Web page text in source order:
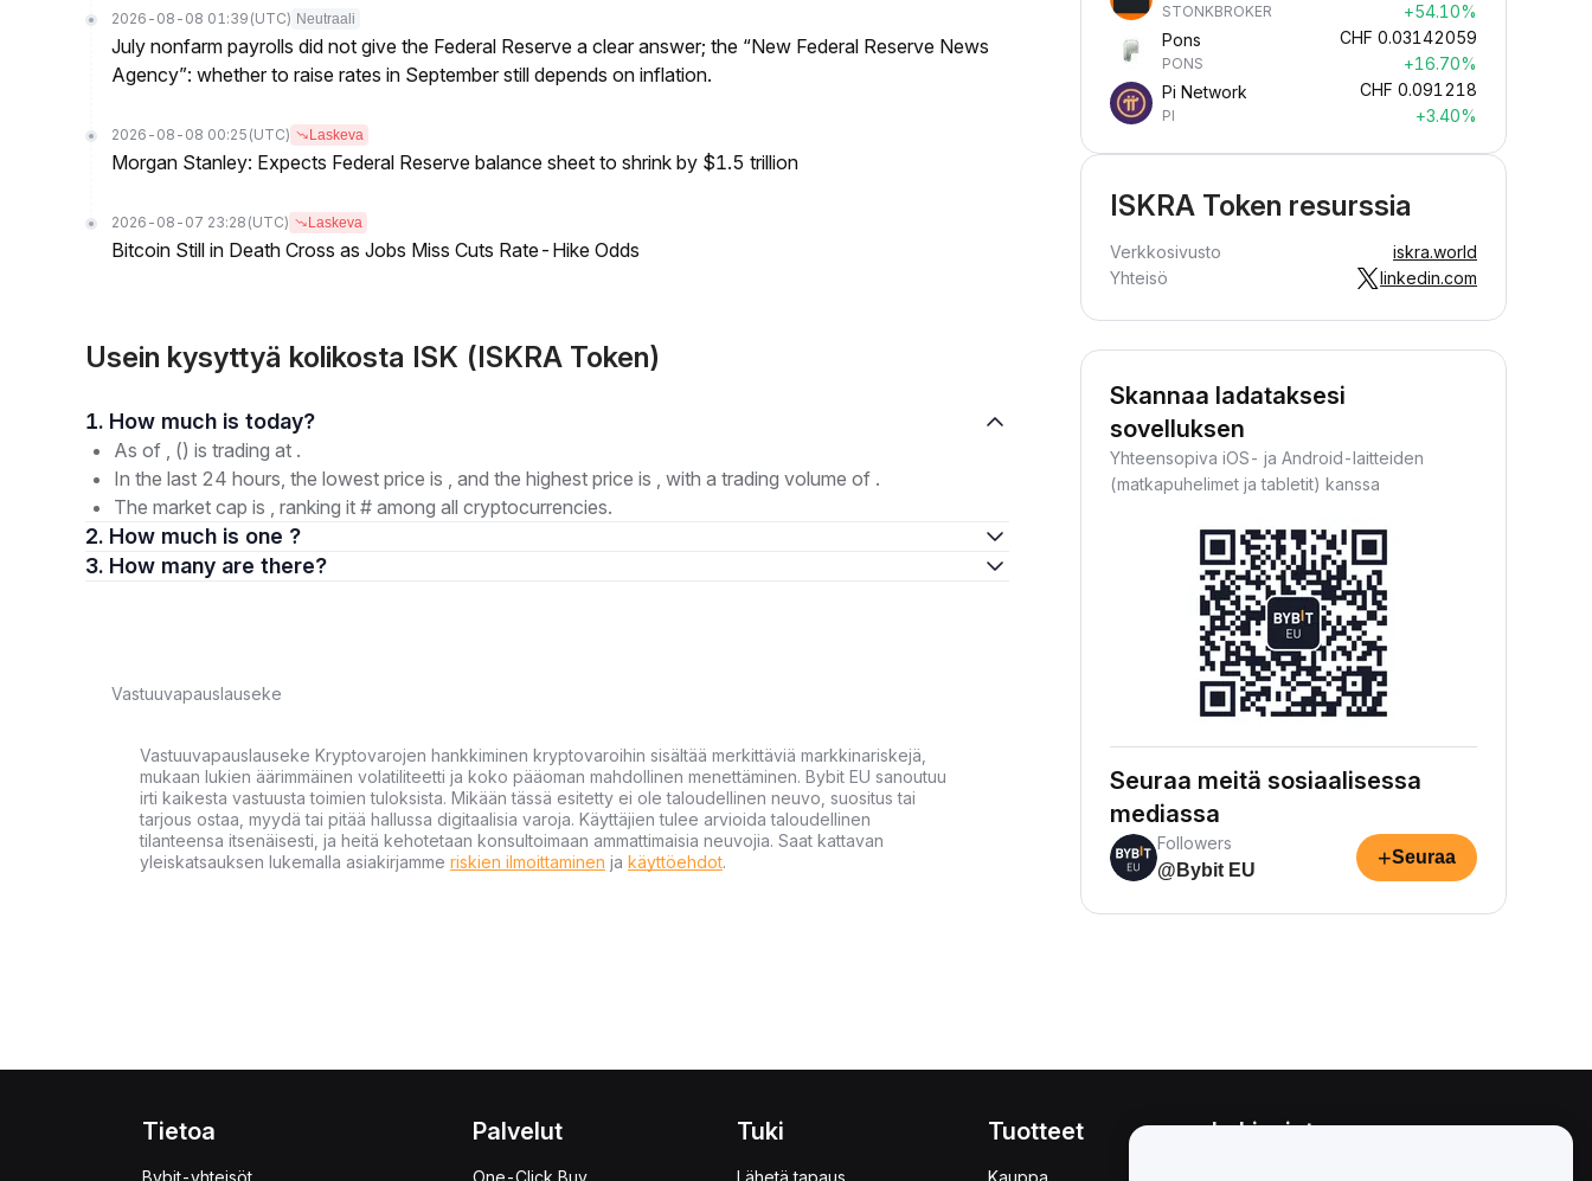
2026-08-08 01:39 (UTC) Neutraali
July nonfarm payrolls did not give the Federal Reserve a clear answer; the “New Federal Reserve News
Agency”: whether to raise rates in September still depends on inflation.
2026-08-08 00:25 (UTC) Laskeva
Morgan Stanley: Expects Federal Reserve balance sheet to shrink by $1.5 trillion
2026-08-07 23:28 (UTC) Laskeva
Bitcoin Still in Death Cross as Jobs Miss Cuts Rate-Hike Odds
Usein kysyttyä kolikosta ISK (ISKRA Token)
1. How much is today?
As of , () is trading at .
In the last 24 hours, the lowest price is , and the highest price is , with a trading volume of .
The market cap is , ranking it # among all cryptocurrencies.
2. How much is one ?
3. How many are there?
Vastuuvapauslauseke
Vastuuvapauslauseke Kryptovarojen hankkiminen kryptovaroihin sisältää merkittäviä markkinariskejä,
mukaan lukien äärimmäinen volatiliteetti ja koko pääoman mahdollinen menettäminen. Bybit EU sanoutuu
irti kaikesta vastuusta toimien tuloksista. Mikään tässä esitetty ei ole taloudellinen neuvo, suositus tai
tarjous ostaa, myydä tai pitää hallussa digitaalisia varoja. Käyttäjien tulee arvioida taloudellinen
tilanteensa itsenäisesti, ja heitä kehotetaan konsultoimaan ammattimaisia neuvojia. Saat kattavan
yleiskatsauksen lukemalla asiakirjamme riskien ilmoittaminen ja käyttöehdot.
STONKBROKER
+54.10%
Pons
PONS
CHF 0.03142059
+16.70%
Pi Network
PI
CHF 0.091218
+3.40%
ISKRA Token resurssia
Verkkosivusto
iskra.world
Yhteisö
linkedin.com
Skannaa ladataksesi
sovelluksen
Yhteensopiva iOS- ja Android-laitteiden
(matkapuhelimet ja tabletit) kanssa
Seuraa meitä sosiaalisessa
mediassa
Followers
@Bybit EU
+Seuraa
Tietoa
Bybit-yhteisöt
Palvelut
One-Click Buy
Tuki
Lähetä tapaus
Tuotteet
Kauppa
Lakiasiat